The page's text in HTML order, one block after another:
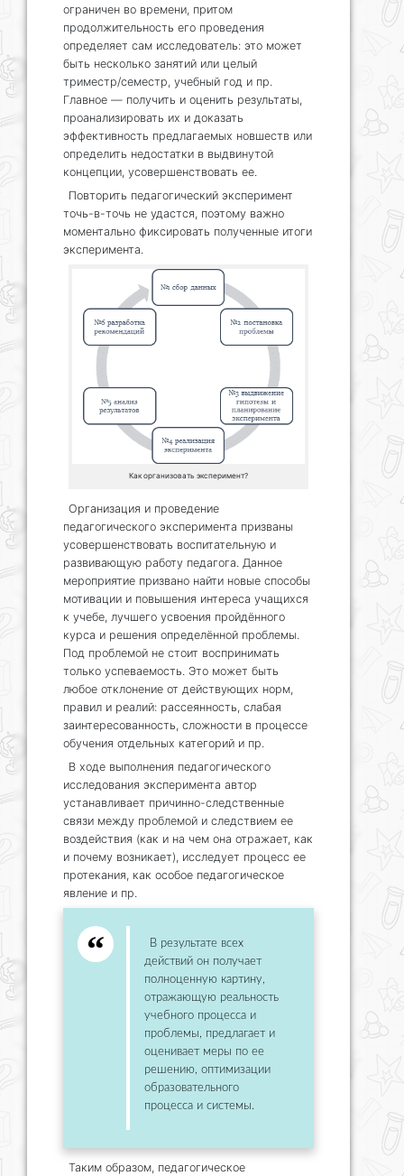
ограничен во времени, притом
продолжительность его проведения
определяет сам исследователь: это может
быть несколько занятий или целый
триместр/семестр, учебный год и пр.
Главное — получить и оценить результаты,
проанализировать их и доказать
эффективность предлагаемых новшеств или
определить недостатки в выдвинутой
концепции, усовершенствовать ее.
Повторить педагогический эксперимент
точь-в-точь не удастся, поэтому важно
моментально фиксировать полученные итоги
эксперимента.
Как организовать эксперимент?
Организация и проведение
педагогического эксперимента призваны
усовершенствовать воспитательную и
развивающую работу педагога. Данное
мероприятие призвано найти новые способы
мотивации и повышения интереса учащихся
к учебе, лучшего усвоения пройдённого
курса и решения определённой проблемы.
Под проблемой не стоит воспринимать
только успеваемость. Это может быть
любое отклонение от действующих норм,
правил и реалий: рассеянность, слабая
заинтересованность, сложности в процессе
обучения отдельных категорий и пр.
В ходе выполнения педагогического
исследования эксперимента автор
устанавливает причинно-следственные
связи между проблемой и следствием ее
воздействия (как и на чем она отражает, как
и почему возникает), исследует процесс ее
протекания, как особое педагогическое
явление и пр.
В результате всех
действий он получает
полноценную картину,
отражающую реальность
учебного процесса и
проблемы, предлагает и
оценивает меры по ее
решению, оптимизации
образовательного
процесса и системы.
Таким образом, педагогическое